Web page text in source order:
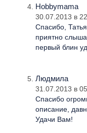
Hobbymama
30.07.2013 в
Спасибо,
приятно
первый блин
Людмила
31.07.2013 в
Спасибо
описание,
Удачи Вам!